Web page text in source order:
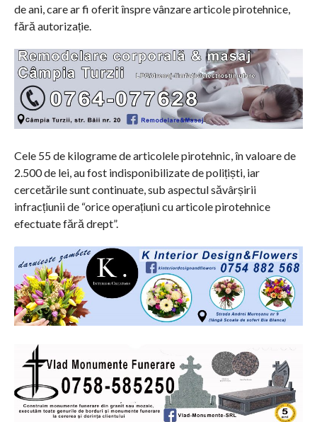
de ani, care ar fi oferit înspre vânzare articole pirotehnice,
fără autorizație.
Cele 55 de kilograme de articolele pirotehnic, în valoare de
2.500 de lei, au fost indisponibilizate de polițiști, iar
cercetările sunt continuate, sub aspectul săvârșirii
infracțiunii de “orice operațiuni cu articole pirotehnice
efectuate fără drept”.